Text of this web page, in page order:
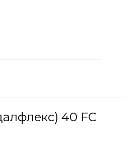
40 FC